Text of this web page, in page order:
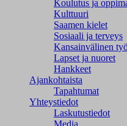
Koulutus ja
Kulttuuri
Saamen kielet
Sosiaali ja terveys
Kansainvälinen
Lapset ja nuoret
Hankkeet
Ajankohtaista
Tapahtumat
Yhteystiedot
Laskutustiedot
Media